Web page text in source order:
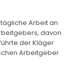
Arbeit an
davon
der Kläger
Arbeitgeber